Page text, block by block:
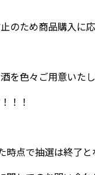
のため商品購入に
を色々ご用意いたし
！！
点で抽選は終了と